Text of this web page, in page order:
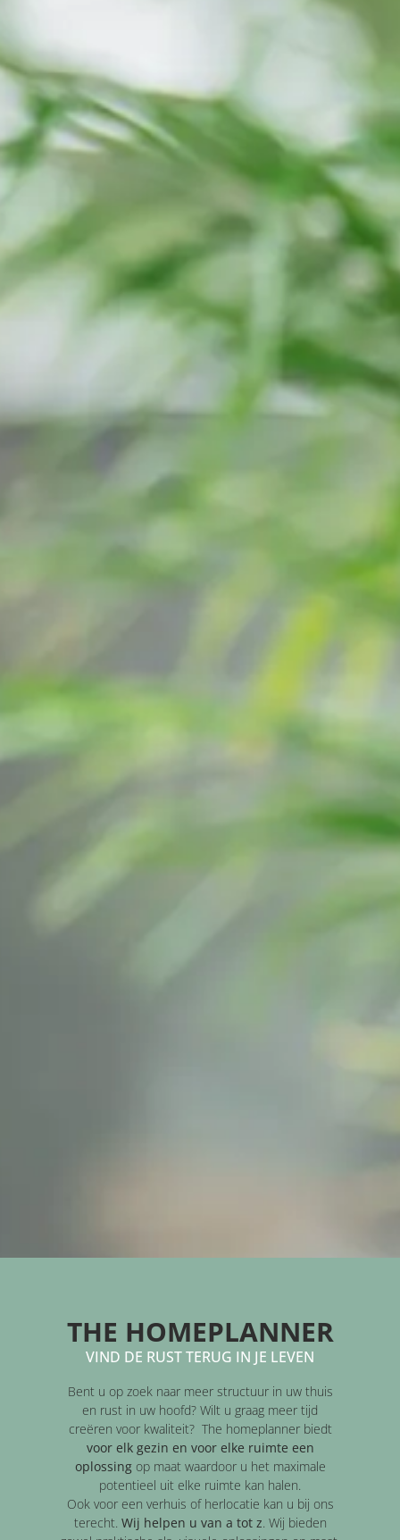
THE HOMEPLANNER
VIND DE RUST TERUG IN JE LEVEN
Bent u op zoek naar meer structuur in uw thuis
en rust in uw hoofd? Wilt u graag meer tijd
creëren voor kwaliteit? The homeplanner biedt
voor elk gezin en voor elke ruimte een
oplossingop maat waardoor u het maximale
potentieel uit elke ruimte kan halen.
Ook voor een verhuis of herlocatie kan u bij ons
terecht. Wij helpen u van a tot z . Wij bieden